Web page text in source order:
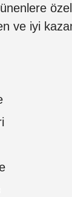
ve iyi